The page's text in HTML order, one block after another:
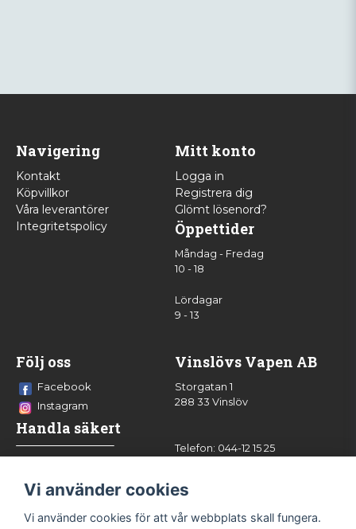
Navigering
Kontakt
Köpvillkor
Våra leverantörer
Integritetspolicy
Mitt konto
Logga in
Registrera dig
Glömt lösenord?
Öppettider
Måndag - Fredag
10 - 18
Lördagar
9 - 13
Följ oss
Facebook
Instagram
Handla säkert
Vinslövs Vapen AB
Storgatan 1
288 33 Vinslöv
Telefon: 044-12 15 25
Vi använder cookies
Vi använder cookies för att vår webbplats skall fungera.